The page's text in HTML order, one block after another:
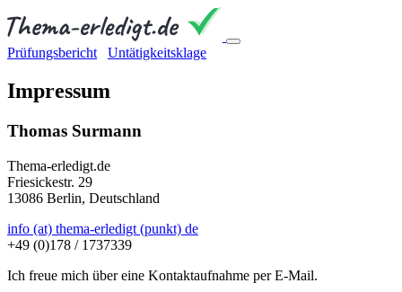
Prüfungsbericht Untätigkeitsklage
Impressum
Thomas Surmann
Thema-erledigt.de
Friesickestr. 29
13086 Berlin, Deutschland
info (at) thema-erledigt (punkt) de
+49 (0)178 / 1737339
Ich freue mich über eine Kontaktaufnahme per E-Mail.